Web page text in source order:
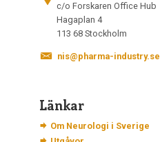
c/o Forskaren Office Hub
Hagaplan 4
113 68 Stockholm
nis@pharma-industry.se
Länkar
Om Neurologi i Sverige